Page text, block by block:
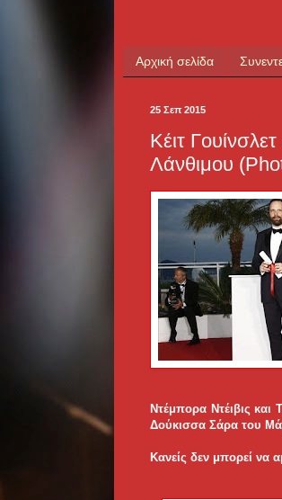
Αρχική σελίδα
25 Σεπ 2015
Κέιτ
Λάνθιμου
Ντέμπορα Ντέιβις
Δούκισσα Σάρα του
Κανείς δεν μπορεί να